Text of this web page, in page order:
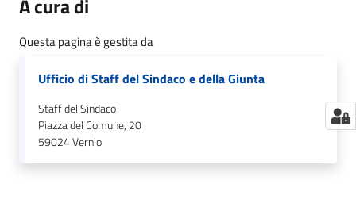
A cura di
Questa pagina è gestita da
Ufficio di Staff del Sindaco e della Giunta
Staff del Sindaco
Piazza del Comune, 20
59024Vernio